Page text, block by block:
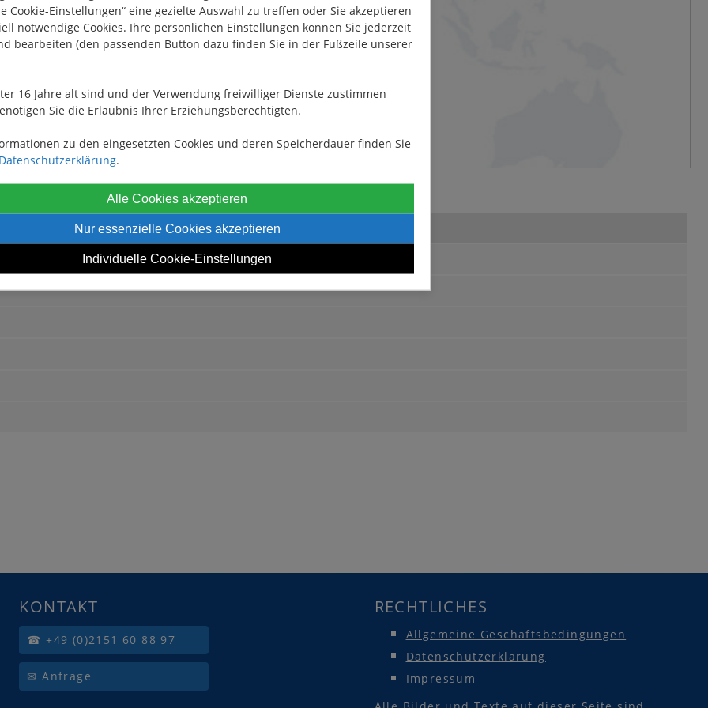
Cookie-Einstellungen“ eine gezielte Auswahl zu treffen oder Sie akzeptieren
notwendige Cookies. Ihre persönlichen Einstellungen können Sie jederzeit
bearbeiten (den passenden Button dazu finden Sie in der Fußzeile unserer
16 Jahre alt sind und der Verwendung freiwilliger Dienste zustimmen
Sie die Erlaubnis Ihrer Erziehungsberechtigten.
zu den eingesetzten Cookies und deren Speicherdauer finden Sie
Datenschutzerklärung.
Alle Cookies akzeptieren
Nur essenzielle Cookies akzeptieren
Individuelle Cookie-Einstellungen
Infos dazu können Sie in unsererDatenschutzerklärungnachlesen.
Sie damit einverstanden sind, setzen Sie einfach ein Häkchen bei
Cookie-Einstellungen anpassen
KONTAKT
☎ +49 (0)2151 60 88 97
✉ Anfrage
RECHTLICHES
Allgemeine Geschäftsbedingungen
Datenschutzerklärung
Impressum